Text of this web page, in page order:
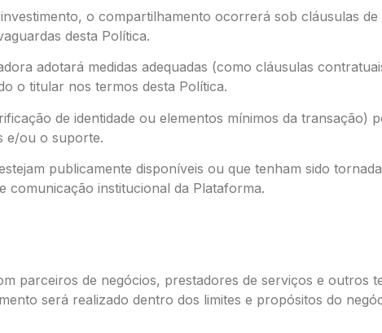
o compartilhamento ocorrerá sob cláusulas
desta Política.
adotará medidas adequadas (como cláusulas
o titular nos termos desta Política.
de identidade ou elementos mínimos da transação)
e/ou o suporte.
publicamente disponíveis ou que tenham sido
comunicação institucional da Plataforma.
parceiros de negócios, prestadores de serviços e outros
será realizado dentro dos limites e propósitos do